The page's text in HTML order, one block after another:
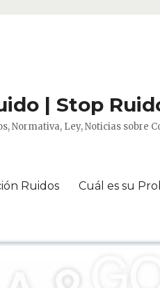
| Stop
Normativa, Ley, Noticias
Ruidos Cuál es su